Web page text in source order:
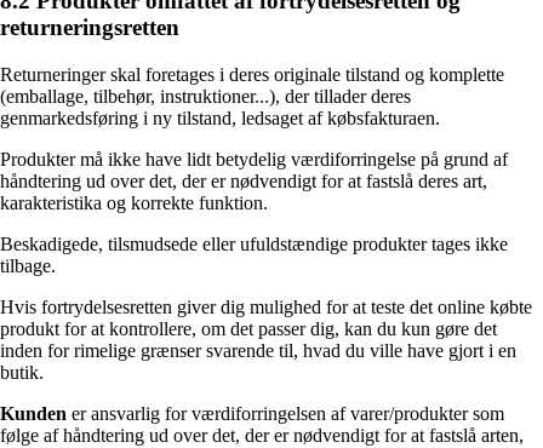
returneringsretten
Returneringer skal foretages i deres originale tilstand og komplette
(emballage, tilbehør, instruktioner...), der tillader deres
genmarkedsføring i ny tilstand, ledsaget af købsfakturaen.
Produkter må ikke have lidt betydelig værdiforringelse på grund af
håndtering ud over det, der er nødvendigt for at fastslå deres art,
karakteristika og korrekte funktion.
Beskadigede, tilsmudsede eller ufuldstændige produkter tages ikke
tilbage.
Hvis fortrydelsesretten giver dig mulighed for at teste det online købte
produkt for at kontrollere, om det passer dig, kan du kun gøre det
inden for rimelige grænser svarende til, hvad du ville have gjort i en
butik.
Kunden er ansvarlig for værdiforringelsen af varer/produkter som
følge af håndtering ud over det, der er nødvendigt for at fastslå arten,